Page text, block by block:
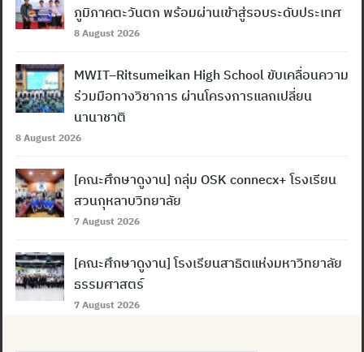
ภูมิภาคตะวันตก พร้อมผ่านเข้าสู่รอบระดับประเทศ
8 August 2026
MWIT–Ritsumeikan High School ขับเคลื่อนความ
ร่วมมือทางวิชาการ ผ่านโครงการแลกเปลี่ยน
นานาชาติ
8 August 2026
[คณะศึกษาดูงาน] กลุ่ม OSK connecx+ โรงเรียน
สวนกุหลาบวิทยาลัย
7 August 2026
[คณะศึกษาดูงาน] โรงเรียนสาธิตแห่งมหาวิทยาลัย
ธรรมศาสตร์
7 August 2026